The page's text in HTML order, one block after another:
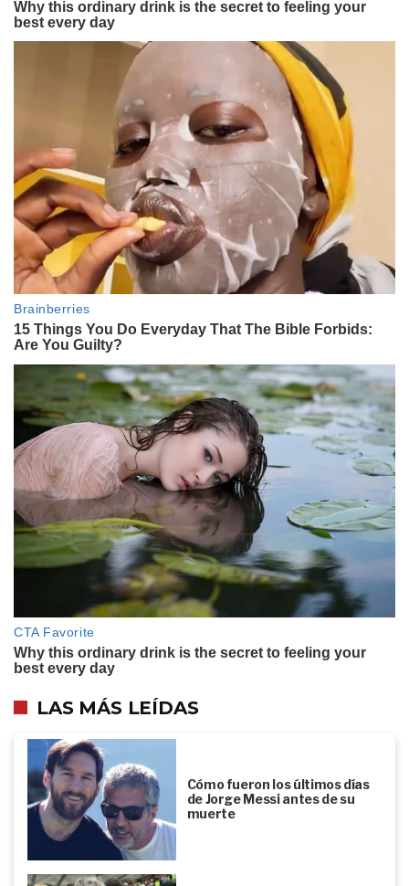
LAS MÁS LEÍDAS
Cómo fueron los últimos días
de Jorge Messi antes de su
muerte